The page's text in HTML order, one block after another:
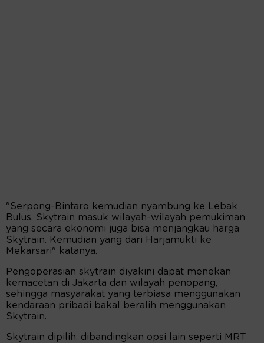
"Serpong-Bintaro kemudian nyambung ke Lebak
Bulus. Skytrain masuk wilayah-wilayah pemukiman
yang secara ekonomi juga bisa menjangkau harga
Skytrain. Kemudian yang dari Harjamukti ke
Mekarsari" katanya.
Pengoperasian skytrain diyakini dapat menekan
kemacetan di Jakarta dan wilayah penopang,
sehingga masyarakat yang terbiasa menggunakan
kendaraan pribadi bakal beralih menggunakan
Skytrain.
Skytrain dipilih, dibandingkan opsi lain seperti MRT